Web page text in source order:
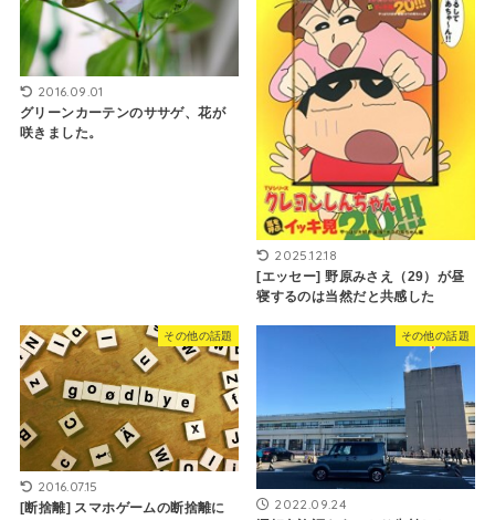
2016.09.01
グリーンカーテンのササゲ、花が
咲きました。
2025.12.18
[エッセー] 野原みさえ（29）が昼
寝するのは当然だと共感した
その他の話題
2016.07.15
[断捨離] スマホゲームの断捨離に
その他の話題
2022.09.24